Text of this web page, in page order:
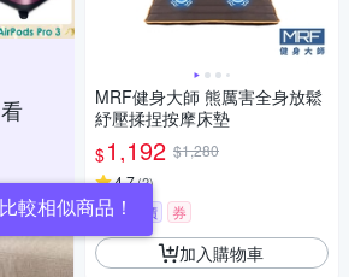
較相似商品！
MRF健身大師 熊厲害全身放鬆
紓壓揉捏按摩床墊
$1,192 $1,280
4.7(2)
挑戰低價 券
加入購物車